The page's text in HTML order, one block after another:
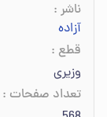
ناشر :
آزاده
قطع :
وزیری
تعداد صفحات :